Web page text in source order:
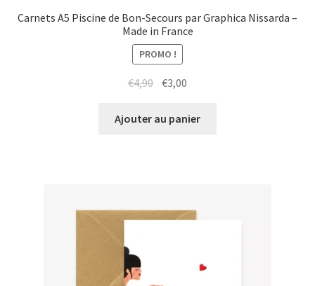
Carnets A5 Piscine de Bon-Secours par Graphica Nissarda –
Made in France
PROMO !
€4,90 Le
initial
€3,00
actuel
Ajouter au panier